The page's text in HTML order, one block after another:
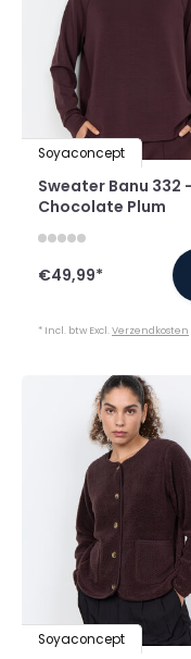
Soyaconcept
Sweater Banu 332 -
Chocolate Plum
€49,99*
* Incl. btw Excl.Verzendkosten
Soyaconcept